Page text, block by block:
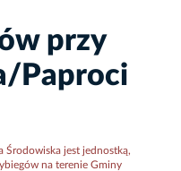
przy
Paproci
Środowiska jest jednostką,
na terenie Gminy